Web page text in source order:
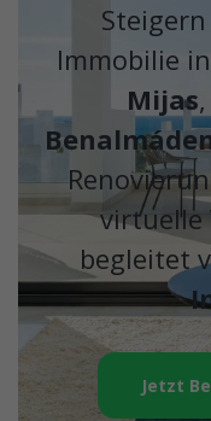
Immobilie in
Mijas,
virtuelle
begleitet
Jetzt